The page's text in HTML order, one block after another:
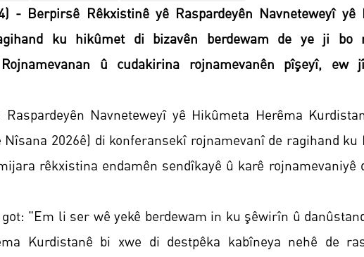
- Berpirsê Rêkxistinê yê Raspardeyên Navneteweyî yê
ku hikûmet di bizavên berdewam de ye ji bo
û cudakirina rojnamevanên pîşeyî,
Navneteweyî yê Hikûmeta Herêma
2026ê) di konferansekî rojnamevanî de ragihand
rêkxistina endamên sendîkayê û karê rojnamevaniyê
"Em li ser wê yekê berdewam in ku şêwirîn û
Kurdistanê bi xwe di destpêka kabîneya nehê de